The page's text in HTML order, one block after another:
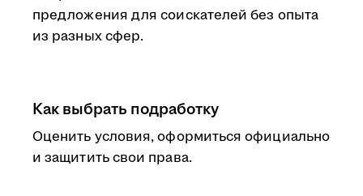
предложения для соискателей без опыта
из разных сфер.
Как выбрать подработку
Оценить условия, оформиться официально
и защитить свои права.